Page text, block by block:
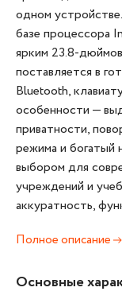
одном
базе процессора
ярким 23.8-
поставляется в
Bluetooth,
особенности —
приватности,
режима и богатый
выбором для
учреждений и
аккуратность,
Полное описание
Основные